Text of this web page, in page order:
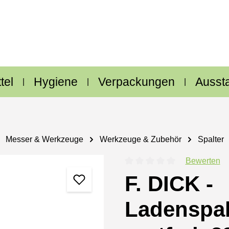
Hygiene Verpackungen
Messer & Werkzeuge Werkzeuge & Zubehör Spalter
Bewerten
F. DICK -